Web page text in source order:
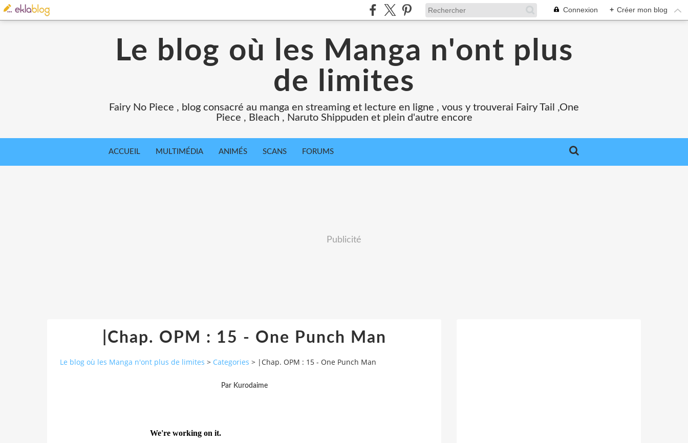
Connexion + Créer mon blog
Le blog où les Manga n'ont plus
de limites
Fairy No Piece , blog consacré au manga en streaming et lecture en ligne , vous y trouverai Fairy Tail ,One
Piece , Bleach , Naruto Shippuden et plein d'autre encore
ACCUEIL MULTIMÉDIA ANIMÉS SCANS FORUMS
Publicité
|Chap. OPM : 15 - One Punch Man
Le blog où les Manga n'ont plus de limites > Categories > |Chap. OPM : 15 - One Punch Man
Par Kurodaime